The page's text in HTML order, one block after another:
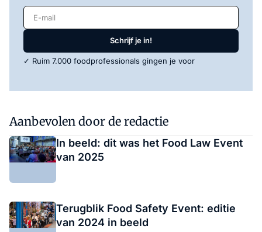
E-mail
Schrijf je in!
✓ Ruim 7.000 foodprofessionals gingen je voor
Aanbevolen door de redactie
In beeld: dit was het Food Law Event
van 2025
Terugblik Food Safety Event: editie
van 2024 in beeld